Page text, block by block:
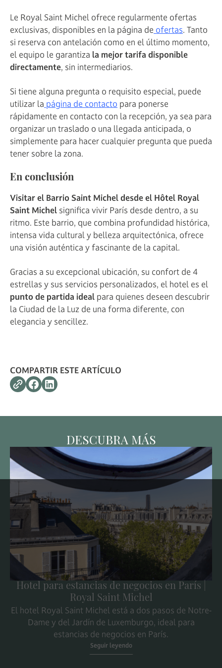
Le Royal Saint Michel ofrece regularmente ofertas
exclusivas, disponibles en la página de ofertas. Tanto
si reserva con antelación como en el último momento,
el equipo le garantiza la mejor tarifa disponible
directamente, sin intermediarios.
Si tiene alguna pregunta o requisito especial, puede
utilizar la página de contacto para ponerse
rápidamente en contacto con la recepción, ya sea para
organizar un traslado o una llegada anticipada, o
simplemente para hacer cualquier pregunta que pueda
tener sobre la zona.
En conclusión
Visitar el Barrio Saint Michel desde el Hôtel Royal
Saint Michel significa vivir París desde dentro, a su
ritmo. Este barrio, que combina profundidad histórica,
intensa vida cultural y belleza arquitectónica, ofrece
una visión auténtica y fascinante de la capital.
Gracias a su excepcional ubicación, su confort de 4
estrellas y sus servicios personalizados, el hotel es el
punto de partida ideal para quienes deseen descubrir
la Ciudad de la Luz de una forma diferente, con
elegancia y sencillez.
COMPARTIR ESTE ARTÍCULO
DESCUBRA MÁS
Hotel para estancias de negocios en París |
Royal Saint Michel
El hotel Royal Saint Michel está a dos pasos de Notre-
Dame y del Jardín de Luxemburgo, ideal para
estancias de negocios en París.
Seguir leyendo